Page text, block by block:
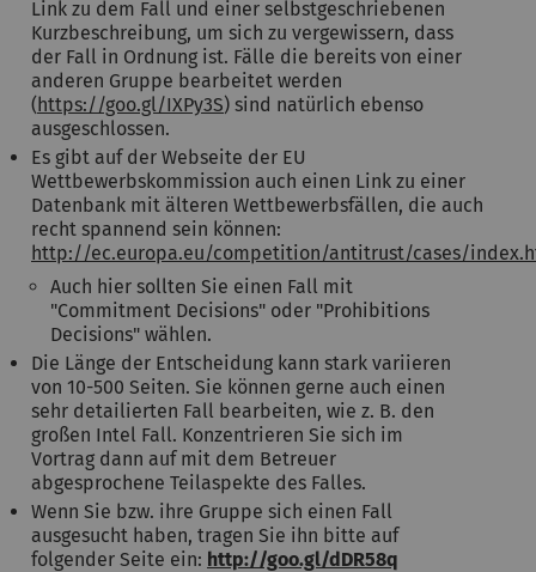
Link zu dem Fall und einer selbstgeschriebenen
Kurzbeschreibung, um sich zu vergewissern, dass
der Fall in Ordnung ist. Fälle die bereits von einer
anderen Gruppe bearbeitet werden
(https://goo.gl/IXPy3S) sind natürlich ebenso
ausgeschlossen.
Es gibt auf der Webseite der EU
Wettbewerbskommission auch einen Link zu einer
Datenbank mit älteren Wettbewerbsfällen, die auch
recht spannend sein können:
http://ec.europa.eu/competition/antitrust/cases/
Auch hier sollten Sie einen Fall mit
"Commitment Decisions" oder "Prohibitions
Decisions" wählen.
Die Länge der Entscheidung kann stark variieren
von 10-500 Seiten. Sie können gerne auch einen
sehr detailierten Fall bearbeiten, wie z. B. den
großen Intel Fall. Konzentrieren Sie sich im
Vortrag dann auf mit dem Betreuer
abgesprochene Teilaspekte des Falles.
Wenn Sie bzw. ihre Gruppe sich einen Fall
ausgesucht haben, tragen Sie ihn bitte auf
folgender Seite ein: http://goo.gl/dDR58q